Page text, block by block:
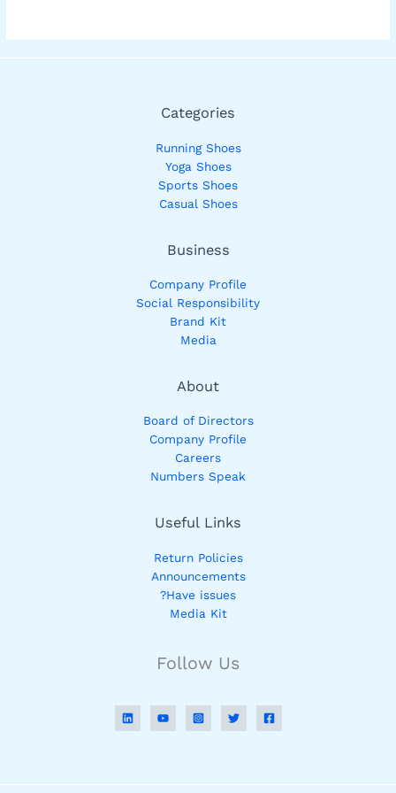
Categories
Running Shoes
Yoga Shoes
Sports Shoes
Casual Shoes
Business
Company Profile
Social Responsibility
Brand Kit
Media
About
Board of Directors
Company Profile
Careers
Numbers Speak
Useful Links
Return Policies
Announcements
Have issues?
Media Kit
Follow Us